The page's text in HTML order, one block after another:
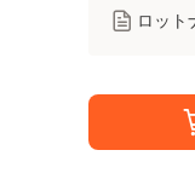
ロット